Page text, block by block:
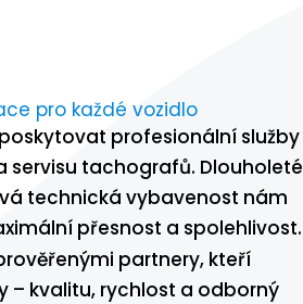
pro každé vozidlo
profesionální služby
servisu tachografů. Dlouholeté
technická vybavenost nám
přesnost a spolehlivost.
partnery, kteří
– kvalitu, rychlost a odborný